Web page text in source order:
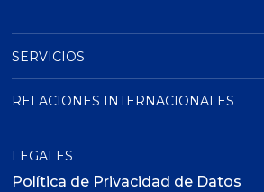
SERVICIOS
RELACIONES INTERNACIONALES
LEGALES
Política de Privacidad de Datos